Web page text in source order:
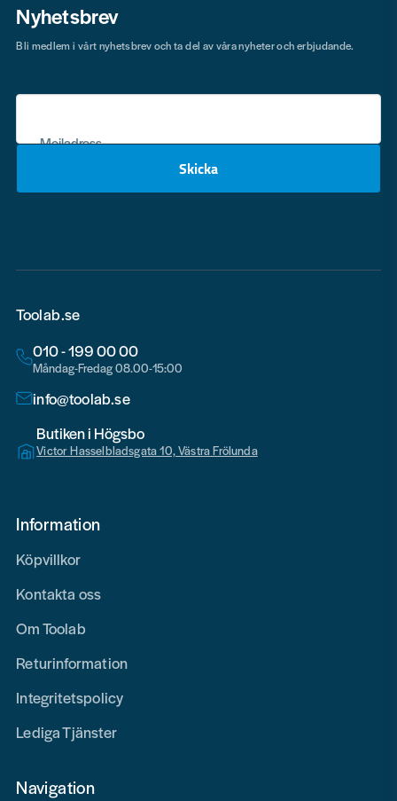
Nyhetsbrev
Mejladress
Skicka
Bli medlem i vårt nyhetsbrev och ta del av våra nyheter och erbjudande.
Toolab.se
010 - 199 00 00
Måndag-Fredag 08.00-15:00
info@toolab.se
Butiken i Högsbo
Victor Hasselbladsgata 10, Västra Frölunda
Information
Köpvillkor
Kontakta oss
Om Toolab
Returinformation
Integritetspolicy
Lediga Tjänster
Navigation